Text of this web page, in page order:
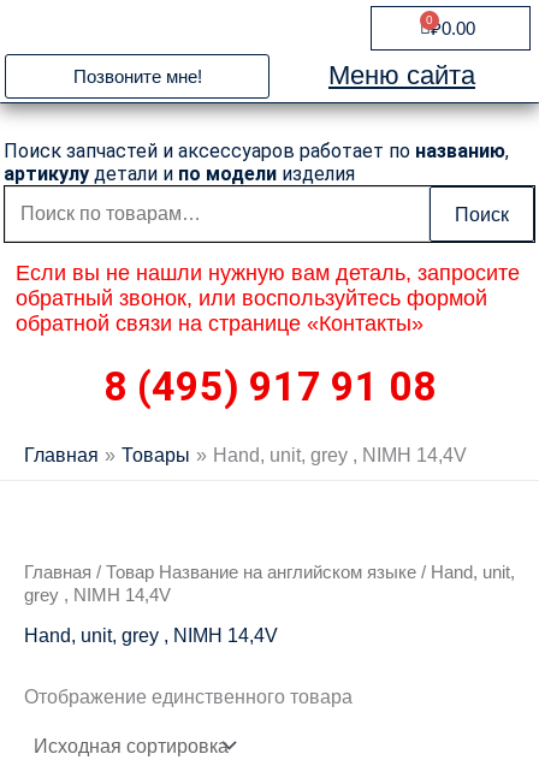
содержимому
₽0.00
0
Cart
Позвоните мне! Меню сайта
Поиск запчастей и аксессуаров работает по названию,
артикулу детали и по модели изделия
Искать:
Поиск
Если вы не нашли нужную вам деталь, запросите
обратный звонок, или воспользуйтесь формой
обратной связи на странице «Контакты»
8 (495) 917 91 08
Главная Товары Hand, unit, grey , NIMH 14,4V
Главная / Товар Название на английском языке / Hand, unit,
grey , NIMH 14,4V
Hand, unit, grey , NIMH 14,4V
Отображение единственного товара